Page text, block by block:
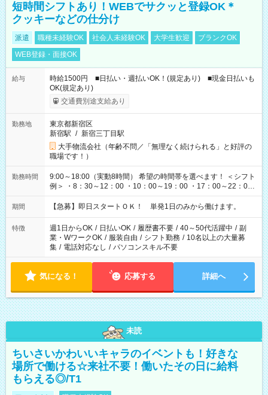
短時間シフトあり！WEBでサクッと登録OK＊
クッキーなどの仕分け
派遣 職種未経験OK 社会人未経験OK 大学生歓迎
ブランクOK
WEB登録・面接OK
給与
時給1500円 ■日払い・週払いOK！(規定あり) ■現金日払いも
OK(規定あり)
交通費別途支給あり
勤務地
東京都新宿区
新宿駅 / 新宿三丁目駅
大手物流会社（年齢不問／「無理なく続けられる」と好評の
職場です！）
勤務時間
9:00～18:00（実動8時間） 希望の時間帯を選べます！ ＜シフト
例＞ ・8：30～12：00 ・10：00～19：00 ・17：00～22：00
・13：00～22：00 ・22：00～翌6：00 など
期間 【急募】即日スタートＯＫ！ 単発1日のみから働けます。
特徴 週1日からOK / 日払いOK / 履歴書不要 / 40～50代活躍中 / 副
業・WワークOK / 服装自由 / シフト勤務 / 10名以上の大量募
集 / 電話対応なし / パソコンスキル不要
気になる！ 応募する 詳細へ
未読
ちいさいかわいいキャラのイベントも！好きな
場所で働ける☆来社不要！働いたその日に給料
もらえる◎/T1